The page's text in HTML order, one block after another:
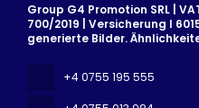
Group G4 Promotion SRL |
700/2019 | Versicherung I
generierte Bilder.
+4 0755 195 555